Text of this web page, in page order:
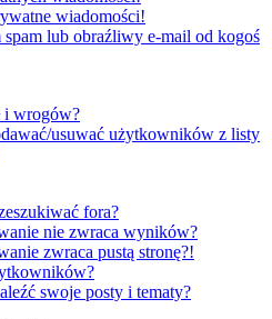
wiadomości!
spam lub obraźliwy e-mail od kogoś
i wrogów?
usuwać użytkowników z listy
fora?
nie zwraca wyników?
zwraca pustą stronę?!
swoje posty i tematy?